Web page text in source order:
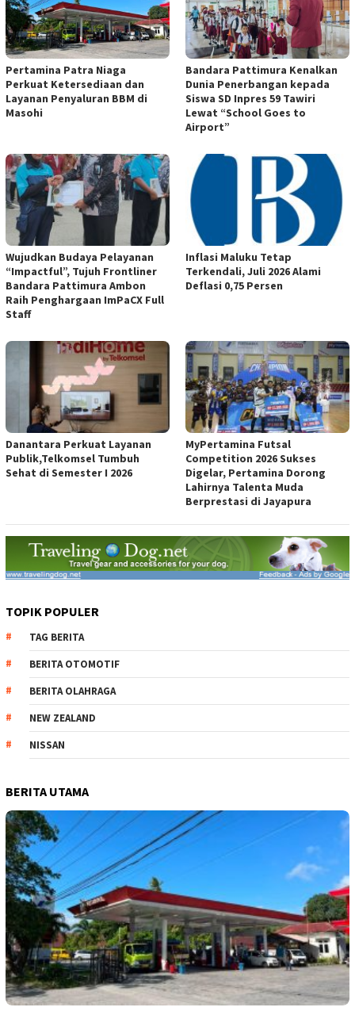
Pertamina Patra Niaga
Perkuat Ketersediaan dan
Layanan Penyaluran BBM di
Masohi
Bandara Pattimura Kenalkan
Dunia Penerbangan kepada
Siswa SD Inpres 59 Tawiri
Lewat “School Goes to
Airport”
Wujudkan Budaya Pelayanan
“Impactful”, Tujuh Frontliner
Bandara Pattimura Ambon
Raih Penghargaan ImPaCX Full
Staff
Inflasi Maluku Tetap
Terkendali, Juli 2026 Alami
Deflasi 0,75 Persen
Danantara Perkuat Layanan
Publik,Telkomsel Tumbuh
Sehat di Semester I 2026
MyPertamina Futsal
Competition 2026 Sukses
Digelar, Pertamina Dorong
Lahirnya Talenta Muda
Berprestasi di Jayapura
TOPIK POPULER
TAG BERITA
BERITA OTOMOTIF
BERITA OLAHRAGA
NEW ZEALAND
NISSAN
BERITA UTAMA